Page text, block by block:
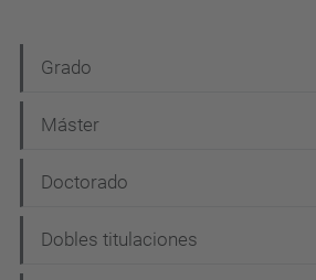
a
v
g
a
Grado
Máster
Doctorado
Dobles titulaciones